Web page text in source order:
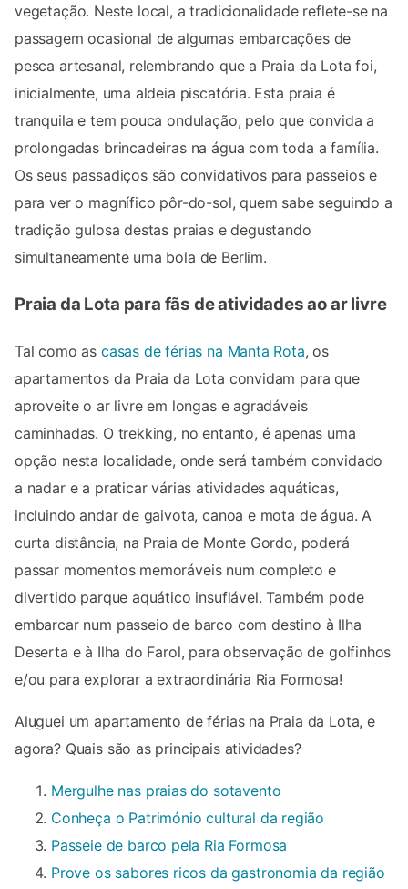
vegetação. Neste local, a tradicionalidade reflete-se na
passagem ocasional de algumas embarcações de
pesca artesanal, relembrando que a Praia da Lota foi,
inicialmente, uma aldeia piscatória. Esta praia é
tranquila e tem pouca ondulação, pelo que convida a
prolongadas brincadeiras na água com toda a família.
Os seus passadiços são convidativos para passeios e
para ver o magnífico pôr-do-sol, quem sabe seguindo a
tradição gulosa destas praias e degustando
simultaneamente uma bola de Berlim.
Praia da Lota para fãs de atividades ao ar livre
Tal como as casas de férias na Manta Rota, os
apartamentos da Praia da Lota convidam para que
aproveite o ar livre em longas e agradáveis
caminhadas. O trekking, no entanto, é apenas uma
opção nesta localidade, onde será também convidado
a nadar e a praticar várias atividades aquáticas,
incluindo andar de gaivota, canoa e mota de água. A
curta distância, na Praia de Monte Gordo, poderá
passar momentos memoráveis num completo e
divertido parque aquático insuflável. Também pode
embarcar num passeio de barco com destino à Ilha
Deserta e à Ilha do Farol, para observação de golfinhos
e/ou para explorar a extraordinária Ria Formosa!
Aluguei um apartamento de férias na Praia da Lota, e
agora? Quais são as principais atividades?
Mergulhe nas praias do sotavento
Conheça o Património cultural da região
Passeie de barco pela Ria Formosa
Prove os sabores ricos da gastronomia da região